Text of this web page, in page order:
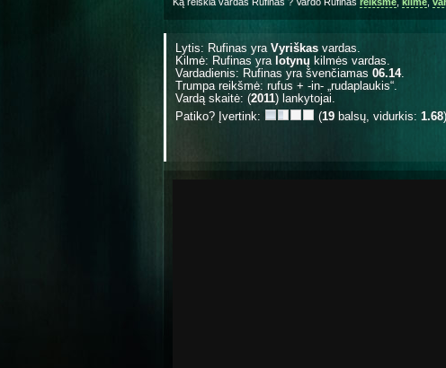
Lytis: Rufinas yra Vyriškas vardas.
Kilmė: Rufinas yra lotynų kilmės vardas.
Vardadienis: Rufinas yra švenčiamas 06.14.
Trumpa reikšmė: rufus + -in- „rudaplaukis“.
Vardą skaitė: (2011) lankytojai.
Patiko? Įvertink:
(19 balsų, vidurkis: 1.68)